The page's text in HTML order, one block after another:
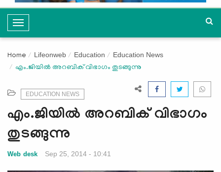
T
o
g
l
a
v
i
g
a
Home Lifeonweb Education Education News
എം.ജിയില്‍ അറബിക് വിഭാഗം തുടങ്ങുന്നു
EDUCATION NEWS
എം.ജിയില്‍ അറബിക് വിഭാഗം
തുടങ്ങുന്നു
Web desk Sep 25, 2014 - 10:41